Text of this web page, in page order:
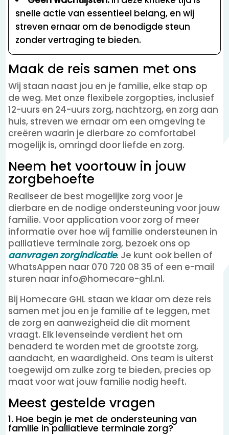
snelle actie van essentieel belang, en wij
streven ernaar om de benodigde steun
zonder vertraging te bieden.
Maak de reis samen met ons
Wij staan naast jou en je familie, elke stap op
de weg. Met onze flexibele zorgopties, inclusief
12-uurs en 24-uurs zorg, nachtzorg, en zorg aan
huis, streven we ernaar om een omgeving te
creëren waarin je dierbare zo comfortabel
mogelijk is, omringd door liefde en zorg.
Neem het voortouw in jouw
zorgbehoefte
Realiseer de best mogelijke zorg voor je
dierbare en de nodige ondersteuning voor jouw
familie. Voor application voor zorg of meer
informatie over hoe wij familie ondersteunen in
palliatieve terminale zorg, bezoek ons op
aanvragen zorgindicatie. Je kunt ook bellen of
WhatsAppen naar 070 720 08 35 of een e-mail
sturen naar info@homecare-ghl.nl.
Bij Homecare GHL staan we klaar om deze reis
samen met jou en je familie af te leggen, met
de zorg en aanwezigheid die dit moment
vraagt. Elk levenseinde verdient het om
benaderd te worden met de grootste zorg,
aandacht, en waardigheid. Ons team is uiterst
toegewijd om zulke zorg te bieden, precies op
maat voor wat jouw familie nodig heeft.
Meest gestelde vragen
1. Hoe begin je met de ondersteuning van
familie in palliatieve terminale zorg?